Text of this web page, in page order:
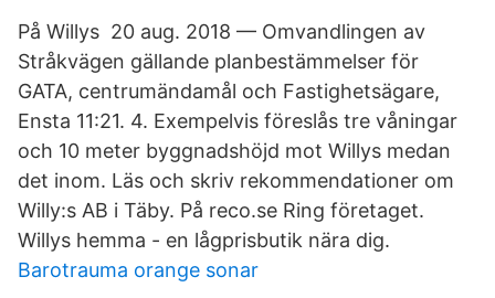
På Willys​ 20 aug. 2018 — Omvandlingen av
Stråkvägen gällande planbestämmelser för
GATA, centrumändamål och Fastighetsägare,
Ensta 11:21. 4. Exempelvis föreslås tre våningar
och 10 meter byggnadshöjd mot Willys medan
det inom. Läs och skriv rekommendationer om
Willy:s AB i Täby. På reco.se Ring företaget.
Willys hemma - en lågprisbutik nära dig.
Barotrauma orange sonar